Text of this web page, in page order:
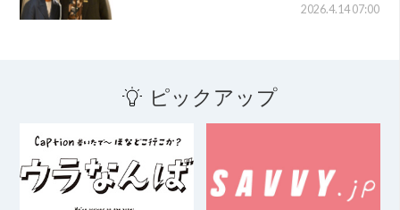
2026.4.14 07:00
ピックアップ